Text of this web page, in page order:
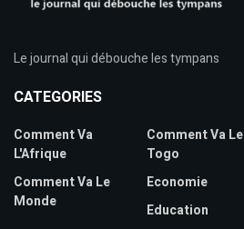
Le journal qui débouche les tympans
CATEGORIES
Comment Va
L'Afrique
Comment Va Le
Monde
Comment Va Le
Togo
Economie
Education